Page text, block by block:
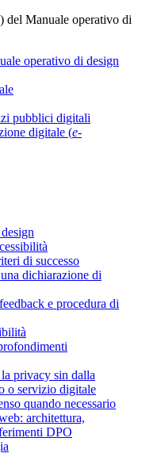
del Manuale operativo di
operativo di design
pubblici digitali
digitale (e-
di successo
dichiarazione di
e procedura di
privacy sin dalla
o servizio digitale
quando necessario
architettura,
DPO